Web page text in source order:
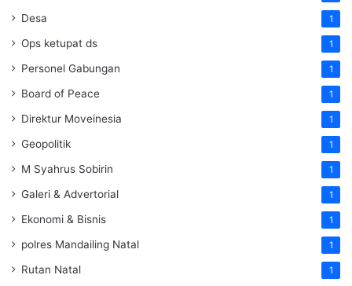
Desa 1
Ops ketupat ds 1
Personel Gabungan 1
Board of Peace 1
Direktur Moveinesia 1
Geopolitik 1
M Syahrus Sobirin 1
Galeri & Advertorial 1
Ekonomi & Bisnis 1
polres Mandailing Natal 1
Rutan Natal 1